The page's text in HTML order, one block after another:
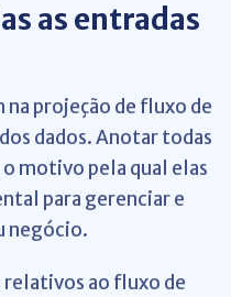
as entradas
projeção de fluxo de
dados. Anotar todas
o motivo pela qual elas
para gerenciar e
negócio.
relativos ao fluxo de